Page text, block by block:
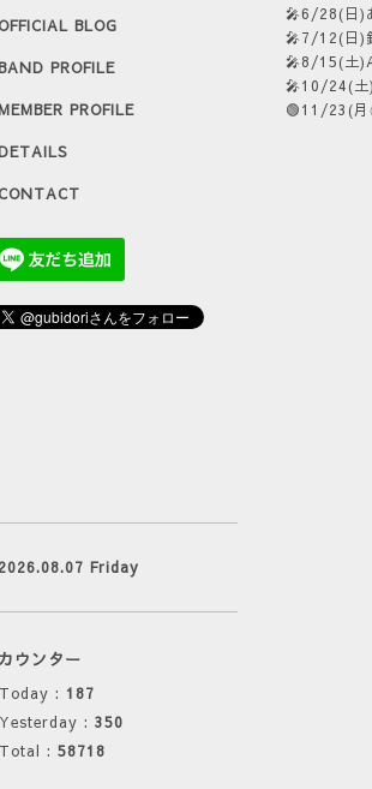
🎤6/28(日)
🎤7/12(日)
🎤8/15(土
🎤10/24(土
🟢11/23(月
OFFICIAL BLOG
PROFILE
PROFILE
2026.08.07 Friday
カウンター
Today : 187
Yesterday : 350
Total : 58718